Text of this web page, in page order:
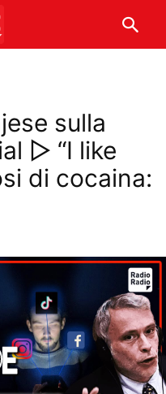
sulla
▷ “I like
di cocaina: